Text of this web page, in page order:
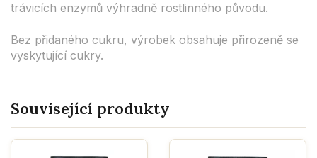
trávicích enzymů výhradně rostlinného původu.
Bez přidaného cukru, výrobek obsahuje přirozeně se
vyskytující cukry.
Související produkty